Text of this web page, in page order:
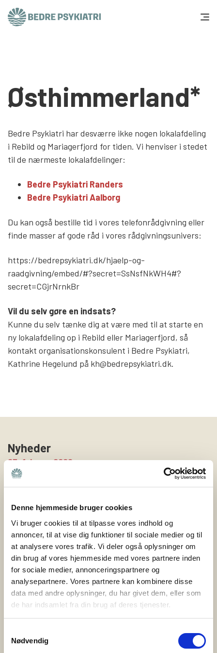
Denne hjemmeside bruger cookies
Vi bruger cookies til at tilpasse vores indhold og
annoncer, til at vise dig funktioner til sociale medier og til
at analysere vores trafik. Vi deler også oplysninger om
din brug af vores hjemmeside med vores partnere inden
for sociale medier, annonceringspartnere og
analysepartnere. Vores partnere kan kombinere disse
data med andre oplysninger, du har givet dem, eller som
de har indsamlet fra din brug af deres tjenester.
Nødvendig
Om os
Vær med
Presse og politik
Støt os
Søg
Østhimmerland*
Bedre Psykiatri har desværre ikke nogen lokalafdeling
i Rebild og Mariagerfjord for tiden. Vi henviser i stedet
til de nærmeste lokalafdelinger:
Bedre Psykiatri Randers
Bedre Psykiatri Aalborg
Du kan også bestille tid i vores telefonrådgivning eller
finde masser af gode råd i vores rådgivningsunivers:
https://bedrepsykiatri.dk/hjaelp-og-
raadgivning/embed/#?secret=SsNsfNkWH4#?
secret=CGjrNrnkBr
Vil du selv gøre en indsats?
Kunne du selv tænke dig at være med til at starte en
ny lokalafdeling op i Rebild eller Mariagerfjord, så
kontakt organisationskonsulent i Bedre Psykiatri,
Kathrine Hegelund på kh@bedrepsykiatri.dk.
Nyheder
25. februar 2026
Nye veje til frivillighed: Hvordan sikrer vi
fællesskab og støtte til pårørende – også i
Hvordan sikrer vi, at pårørende også i fremtiden kan
finde fællesskab og støtte i deres lokalområde? Det
spørgsmål har været omdrejningspunktet i
projektet Nye veje til frivillighed, som Bedre Psykiatri
netop har afsluttet sammen med Nyreforeningen og
Høreforeningen med støtte fra Nordea-fonden. Bedre
Psykiatri er en forening bygget på frivillige kræfter og
lokale fællesskaber. Det er de ca. 400 frivillige i Bedre